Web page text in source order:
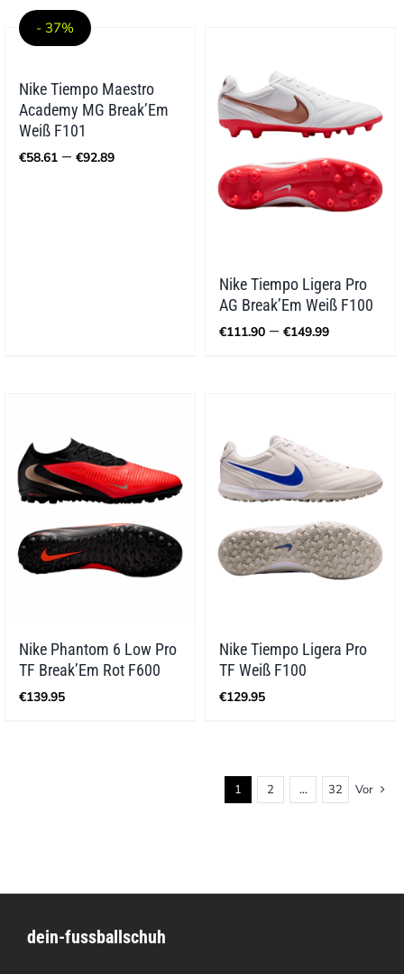
- 37%
Nike Tiempo Maestro
Academy MG Break’Em
Weiß F101
€58.61 – €92.89Preisspanne:
Nike Tiempo Ligera Pro
AG Break’Em Weiß F100
€111.90 – €149.99
Nike Phantom 6 Low Pro
TF Break’Em Rot F600
€139.95
Nike Tiempo Ligera Pro
TF Weiß F100
€129.95
1 2 … 32 Vor
dein-fussballschuh